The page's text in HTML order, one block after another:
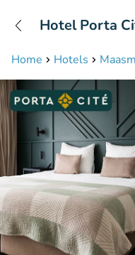
Home Hotels
Hotel Porta